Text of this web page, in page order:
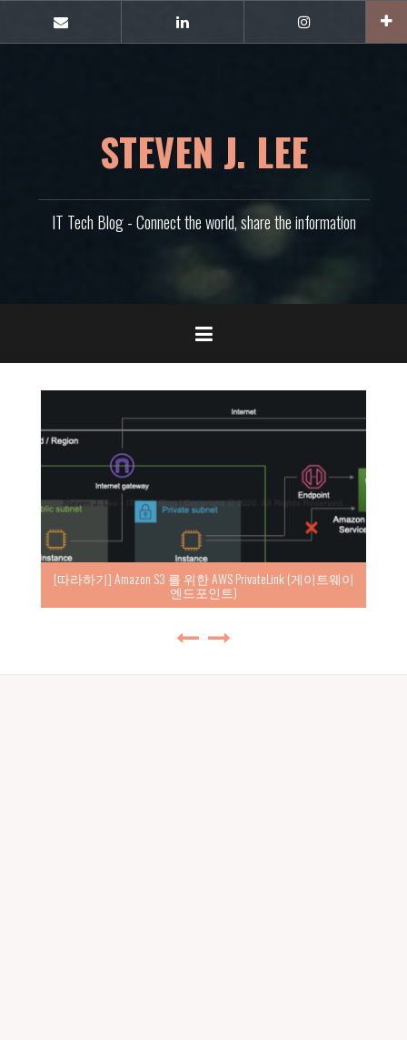
츠
E-
mail
Instagram
STEVEN J. LEE
IT Tech Blog - Connect the world, share the information
[따라하기] Amazon S3 를 위한 AWS PrivateLink (게이트웨이
엔드포인트)